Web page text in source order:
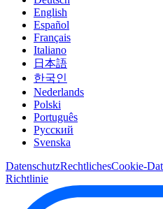
English
Español
Français
Italiano
日本語
한국인
Nederlands
Polski
Português
Pусский
Svenska
DatenschutzRechtlichesCookie-
Richtlinie